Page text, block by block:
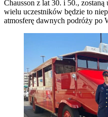
Chausson z lat 30. i 50.,
wielu uczestników będzie to
atmosferę dawnych podróży po